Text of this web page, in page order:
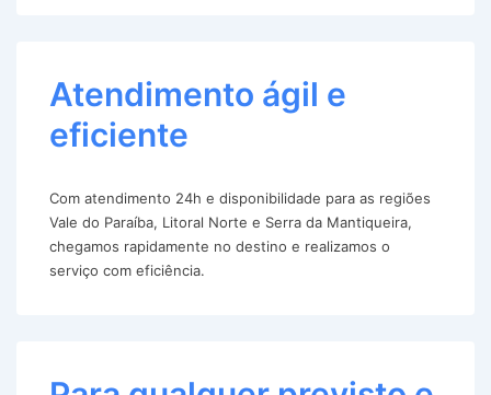
Atendimento ágil e
eficiente
Com atendimento 24h e disponibilidade para as regiões
Vale do Paraíba, Litoral Norte e Serra da Mantiqueira,
chegamos rapidamente no destino e realizamos o
serviço com eficiência.